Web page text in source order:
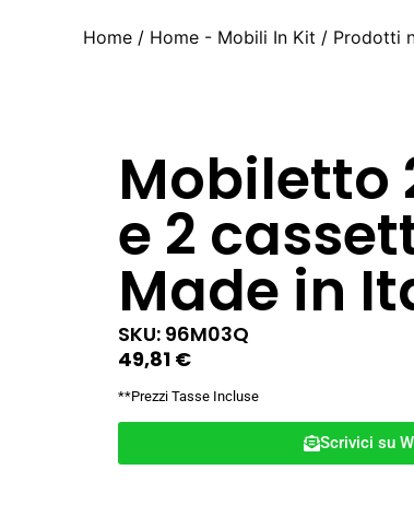
Home / Home - Mobili In Kit / Prodotti
Mobiletto
e 2
Made in
SKU: 96M03Q
49,81 €
**Prezzi Tasse Incluse
Scrivici su